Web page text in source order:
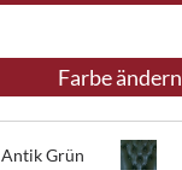
Farbe ändern
Antik Grün